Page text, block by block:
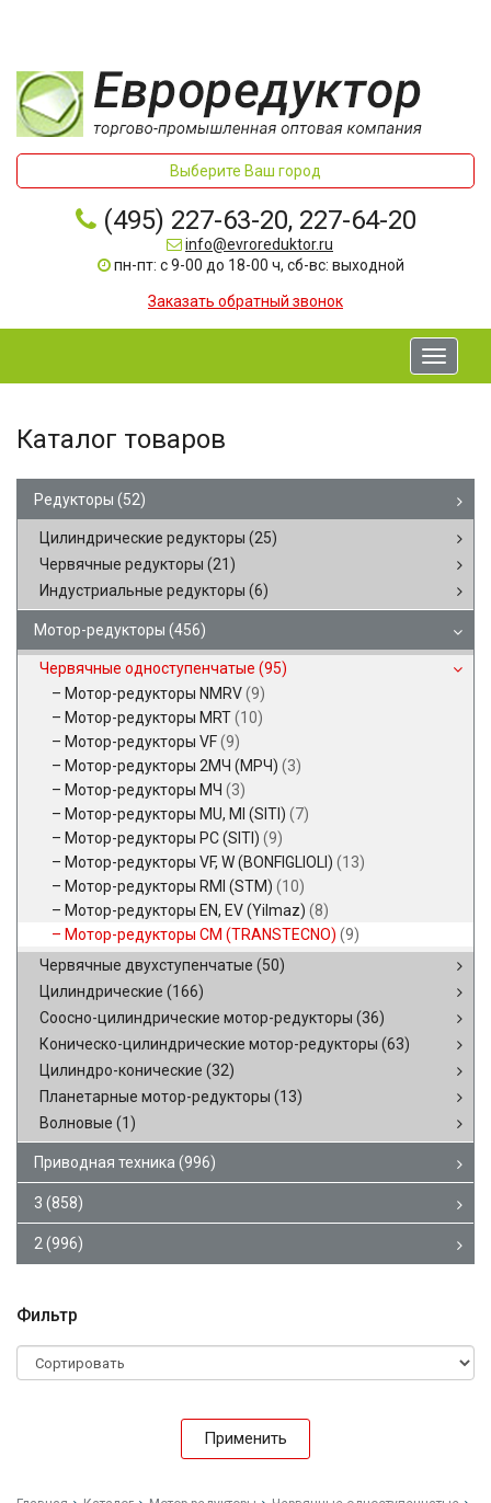
Выберите Ваш город
(495) 227-63-20, 227-64-20
info@evroreduktor.ru
пн-пт: с 9-00 до 18-00 ч, сб-вс: выходной
Заказать обратный звонок
Toggle
Каталог товаров
Редукторы (52)
Цилиндрические редукторы (25)
Червячные редукторы (21)
Индустриальные редукторы (6)
Мотор-редукторы (456)
Червячные одноступенчатые (95)
Мотор-редукторы NMRV(9)
Мотор-редукторы MRT(10)
Мотор-редукторы VF(9)
Мотор-редукторы 2МЧ (МРЧ) (3)
Мотор-редукторы МЧ (3)
Мотор-редукторы MU, MI (SITI) (7)
Мотор-редукторы PC (SITI) (9)
Мотор-редукторы VF, W (BONFIGLIOLI) (13)
Мотор-редукторы RMI (STM) (10)
Мотор-редукторы EN, EV (Yilmaz) (8)
Мотор-редукторы CM (TRANSTECNO) (9)
Червячные двухступенчатые (50)
Цилиндрические (166)
Соосно-цилиндрические мотор-редукторы (36)
Коническо-цилиндрические мотор-редукторы (63)
Цилиндро-конические (32)
Планетарные мотор-редукторы (13)
Волновые (1)
Приводная техника (996)
3 (858)
2 (996)
Фильтр
Применить